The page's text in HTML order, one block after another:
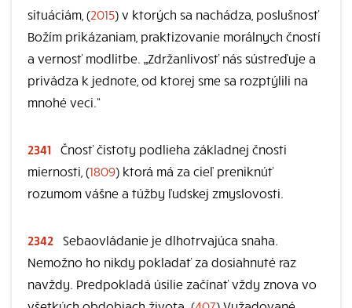
situáciám, (2015) v ktorých sa nachádza, poslušnosť
Božím prikázaniam, praktizovanie morálnych čností
a vernosť modlitbe. „Zdržanlivosť nás sústreďuje a
privádza k jednote, od ktorej sme sa rozptýlili na
mnohé veci.“
2341 Čnosť čistoty podlieha základnej čnosti
miernosti, (1809) ktorá má za cieľ preniknúť
rozumom vášne a túžby ľudskej zmyslovosti.
2342 Sebaovládanie je dlhotrvajúca snaha.
Nemožno ho nikdy pokladať za dosiahnuté raz
navždy. Predpokladá úsilie začínať vždy znova vo